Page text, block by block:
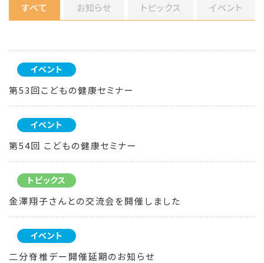
すべて お知らせ トピックス イベント
イベント
第53回こどもの健康セミナー
イベント
第54回 こどもの健康セミナー
トピックス
金澤翔子さんとの交流会を開催しました
イベント
二分脊椎デー開催延期のお知らせ